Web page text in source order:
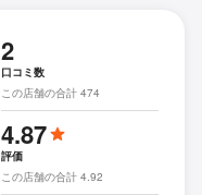
2
口コミ数
この店舗の合計 474
4.87
評価
この店舗の合計 4.92